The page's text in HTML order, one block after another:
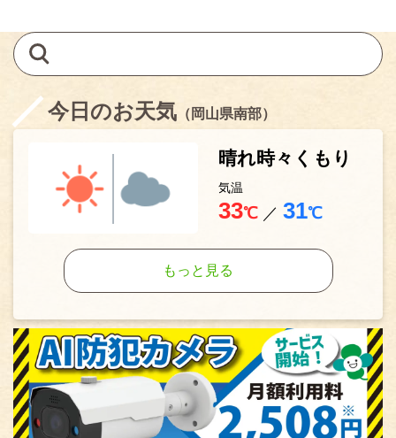
今日のお天気 （岡山県南部）
晴れ時々くもり
気温
33℃ ／ 31℃
もっと見る